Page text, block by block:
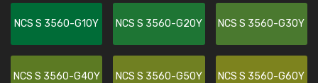
NCS S 3560-G10Y NCS S 3560-G20Y NCS S 3560-G30Y
NCS S 3560-G40Y NCS S 3560-G50Y NCS S 3560-G60Y